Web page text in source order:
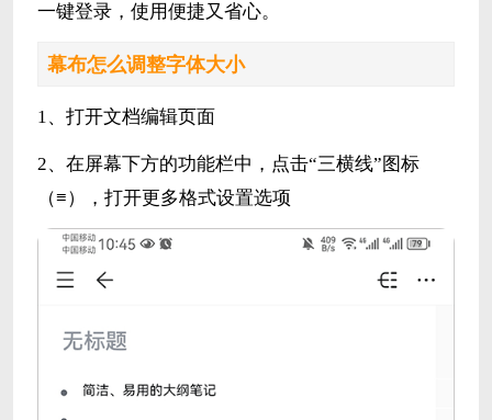
一键登录，使用便捷又省心。
幕布怎么调整字体大小
1、打开文档编辑页面
2、在屏幕下方的功能栏中，点击“三横线”图标
（≡），打开更多格式设置选项